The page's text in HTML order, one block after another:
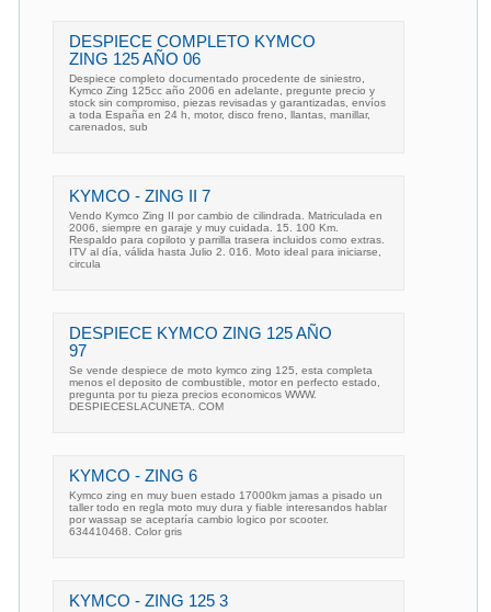
DESPIECE COMPLETO KYMCO
ZING 125 AÑO 06
Despiece completo documentado procedente de siniestro,
Kymco Zing 125cc año 2006 en adelante, pregunte precio y
stock sin compromiso, piezas revisadas y garantizadas, envíos
a toda España en 24 h, motor, disco freno, llantas, manillar,
carenados, sub
KYMCO - ZING II 7
Vendo Kymco Zing II por cambio de cilindrada. Matriculada en
2006, siempre en garaje y muy cuidada. 15. 100 Km.
Respaldo para copiloto y parrilla trasera incluidos como extras.
ITV al día, válida hasta Julio 2. 016. Moto ideal para iniciarse,
circula
DESPIECE KYMCO ZING 125 AÑO
97
Se vende despiece de moto kymco zing 125, esta completa
menos el deposito de combustible, motor en perfecto estado,
pregunta por tu pieza precios economicos WWW.
DESPIECESLACUNETA. COM
KYMCO - ZING 6
Kymco zing en muy buen estado 17000km jamas a pisado un
taller todo en regla moto muy dura y fiable interesandos hablar
por wassap se aceptaría cambio logico por scooter.
634410468. Color gris
KYMCO - ZING 125 3